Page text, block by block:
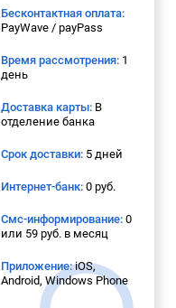
Бесконтактная оплата:
PayWave / payPass
Время рассмотрения: 1
день
Доставка карты: В
отделение банка
Срок доставки: 5 дней
Интернет-банк: 0 руб.
Смс-информирование: 0
или 59 руб. в месяц
Приложение:iOS,
Android, Windows Phone